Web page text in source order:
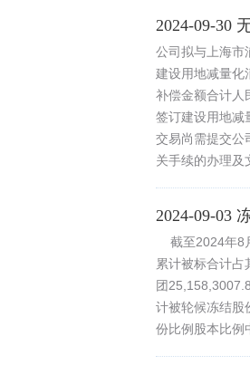
2024-09-30
公司拟与上海市
建设用地减量化
补偿金额合计人
签订建设用地减
交易尚需提交公
关手续的办理及
2024-09-03
截至2024年8
累计被标合计
团
计被轮候冻结股
份比例股本比例